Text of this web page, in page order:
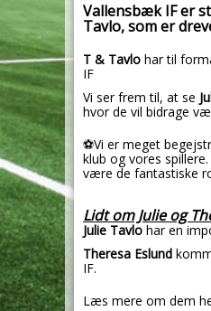
Vallensbæk IF er
Tavlo, som er
T & Tavlo har til
IF
Vi ser frem til, at se
hvor de vil bidrage
⚽Vi er meget
klub og vores
være de fantastiske
Lidt om Julie og
Julie Tavlo har en
Theresa Eslund
IF.
Læs mere om dem